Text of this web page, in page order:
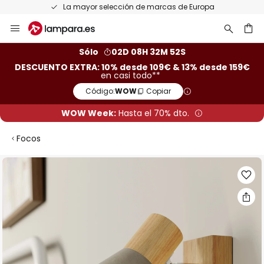
La mayor selección de marcas de Europa
al
Sólo
02D 08H 32M 52S
DESCUENTO EXTRA: 10% desde 109€ & 13% desde 159€
en casi todo**
Código:WOW Copiar
WOW Week: Hasta el 70% dto.
Focos
Saltar
de
la
de